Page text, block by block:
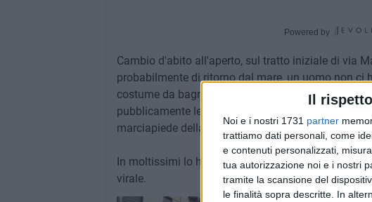
Il
Noi e i nostri 1731 partner
trattiamo dati personali, come
e contenuti personalizzati,
tua autorizzazione noi e i nostri
tramite la scansione del
le finalità sopra descritte. In
Powered by
Cambio d'abito all'aperto, sul tratto iniziale di via
probabilmente di ritorno dal mare, un uomo non ci
costume da bagno e mettersi addosso gli abiti
pubblicamente le pudenda senza alcun timore,
marciapiede della trafficatissima strada.
In moltissimi lo hanno notato, alcuni anche
virale.